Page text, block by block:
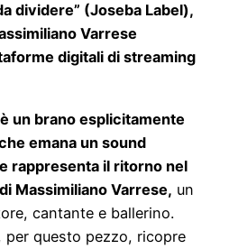
dividere” (Joseba Label),
Varrese
digitali di streaming
un brano esplicitamente
emana un sound
rappresenta il ritorno nel
Massimiliano Varrese, un
cantante e ballerino.
per questo pezzo, ricopre